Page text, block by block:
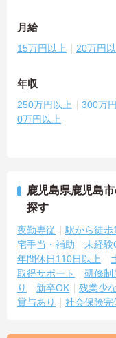
月給
15万円以上 20万円
年収
250万円以上 300万
0万円以上
鹿児島県鹿児島
探す
夜勤専従 駅から徒歩
宅手当・補助
未経験
年間休日110日以上
取得サポート
研修制
り
新卒OK 残業少
賞与あり
社会保険完